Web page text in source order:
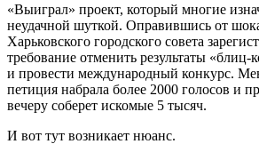
«Выиграл» проект, который многие
неудачной шуткой. Оправившись от
Харьковского городского совета
требование отменить результаты «блиц-
и провести международный конкурс.
петиция набрала более 2000 голосов и
вечеру соберет искомые 5 тысяч.
И вот тут возникает нюанс.